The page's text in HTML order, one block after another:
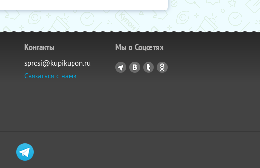
Контакты
sprosi@kupikupon.ru
Связаться с нами
Мы в Соцсетях